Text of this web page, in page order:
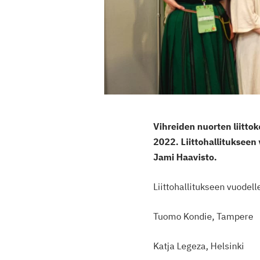
Vihreiden nuorten
2022. Liittohallitukseen
Jami Haavisto.
Liittohallitukseen
Tuomo Kondie, Tampere
Katja Legeza, Helsinki